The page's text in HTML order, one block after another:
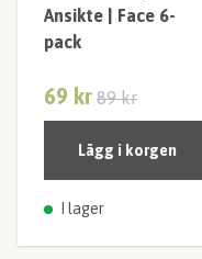
Ansikte | Face 6-
pack
69 kr 89 kr
Lägg i korgen
I lager